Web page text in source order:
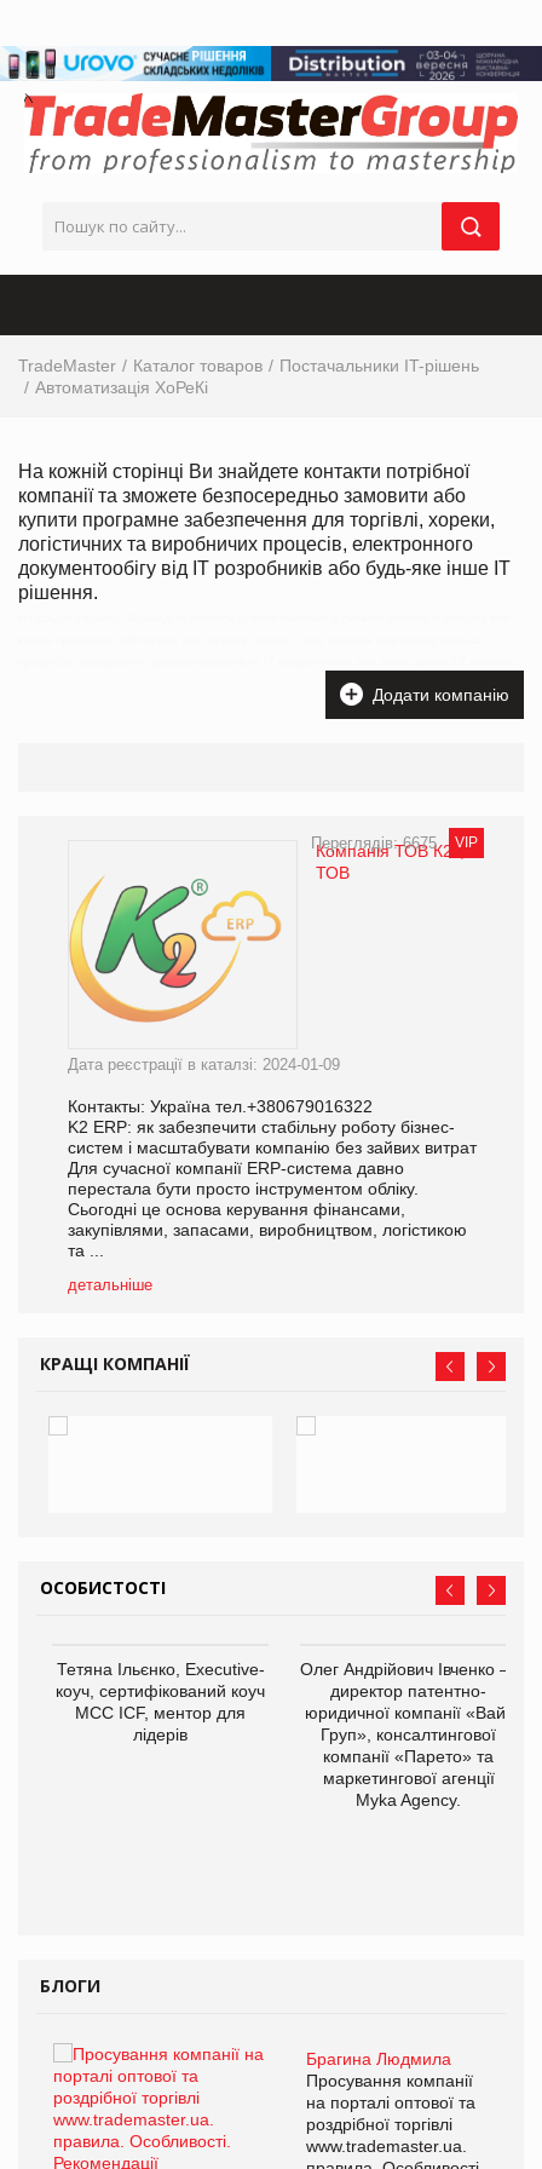
TradeMaster Каталог товаров
Постачальники IT-рішень
Автоматизація ХоРеКі
На кожній сторінці Ви знайдете контакти потрібної
компанії та зможете безпосередньо замовити або
купити програмне забезпечення для торгівлі, хореки,
логістичних та виробничих процесів, електронного
документообігу від IT розробників або будь-яке інше ІТ
рішення.
Додати компанію
Переглядів: 6675 VIP
Компанія ТОВ К2Р,
ТОВ
Дата реєстрації в каталзі: 2024-01-09
Контакты: Україна тел.+380679016322
K2 ERP: як забезпечити стабільну роботу бізнес-
систем і масштабувати компанію без зайвих витрат
Для сучасної компанії ERP-система давно
перестала бути просто інструментом обліку.
Сьогодні це основа керування фінансами,
закупівлями, запасами, виробництвом, логістикою
та ...
детальніше
КРАЩІ КОМПАНІЇ
ОСОБИСТОСТІ
Тетяна Ільєнко, Executive-
коуч, сертифікований коуч
МСС ICF, ментор для
лідерів
Олег Андрійович Івченко —
директор патентно-
юридичної компанії «Вайз
Груп», консалтингової
компанії «Парето» та
маркетингової агенції
Myka Agency.
БЛОГИ
Брагина Людмила
Просування компанії
на порталі оптової та
роздрібної торгівлі
www.trademaster.ua.